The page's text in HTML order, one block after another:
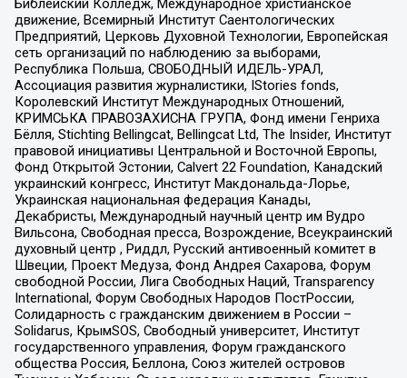
Библейский Колледж, Международное христианское
движение, Всемирный Институт Саентологических
Предприятий, Церковь Духовной Технологии, Европейская
сеть организаций по наблюдению за выборами,
Республика Польша, СВОБОДНЫЙ ИДЕЛЬ-УРАЛ,
Ассоциация развития журналистики, IStories fonds,
Королевский Институт Международных Отношений,
КРИМСЬКА ПРАВОЗАХИСНА ГРУПА, Фонд имени Генриха
Бёлля, Stichting Bellingcat, Bellingcat Ltd, The Insider, Институт
правовой инициативы Центральной и Восточной Европы,
Фонд Открытой Эстонии, Calvert 22 Foundation, Канадский
украинский конгресс, Институт Макдональда-Лорье,
Украинская национальная федерация Канады,
Декабристы, Международный научный центр им Вудро
Вильсона, Свободная пресса, Возрождение, Всеукраинский
духовный центр , Риддл, Русский антивоенный комитет в
Швеции, Проект Медуза, Фонд Андрея Сахарова, Форум
свободной России, Лига Свободных Наций, Transparеncy
International, Форум Свободных Народов ПостРоссии,
Солидарность с гражданским движением в России –
Solidarus, КрымSOS, Свободный университет, Институт
государственного управления, Форум гражданского
общества Россия, Беллона, Союз жителей островов